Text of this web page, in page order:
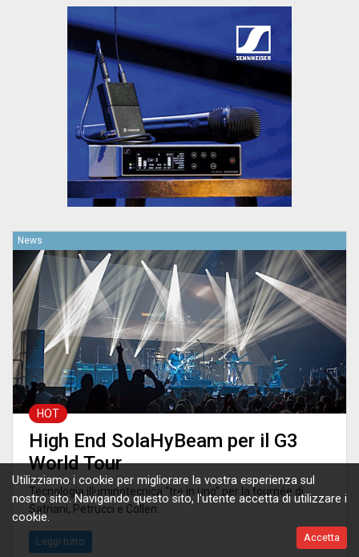
Utilizziamo i cookie per migliorare la vostra esperienza sul
nostro sito. Navigando questo sito, l'utente accetta di utilizzare i
cookie.
Accetta
News
HOT
High End SolaHyBeam per il G3
World Tour
Tecnologia illuminotecnica “tre in uno” per la tournée di
Satriani, Petrucci e Collen.
Leggi tutto